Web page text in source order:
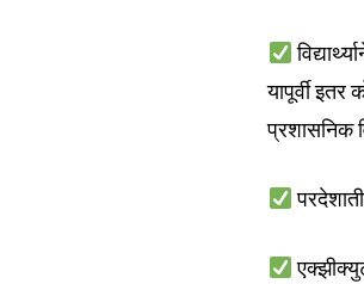
यापूर्वी
प्रशासनिक